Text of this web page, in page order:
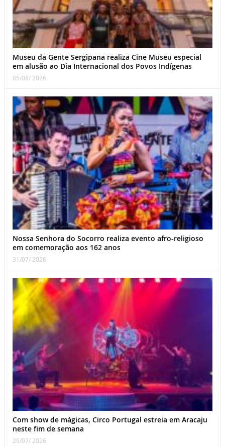
Museu da Gente Sergipana realiza Cine Museu especial
em alusão ao Dia Internacional dos Povos Indígenas
05/08/ 2026
Nossa Senhora do Socorro realiza evento afro-religioso
em comemoração aos 162 anos
31/07/ 2026
Com show de mágicas, Circo Portugal estreia em Aracaju
neste fim de semana
29/07/ 2026